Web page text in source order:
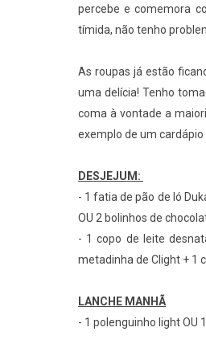
percebe e comemora
tímida, não tenho
As roupas já estão
uma delícia! Tenho
coma à vontade a
exemplo de um cardápio
DESJEJUM:
- 1 fatia de pão de ló
OU 2 bolinhos de
- 1 copo de leite
metadinha de Clight + 1
LANCHE MANHÃ
- 1 polenguinho light OU